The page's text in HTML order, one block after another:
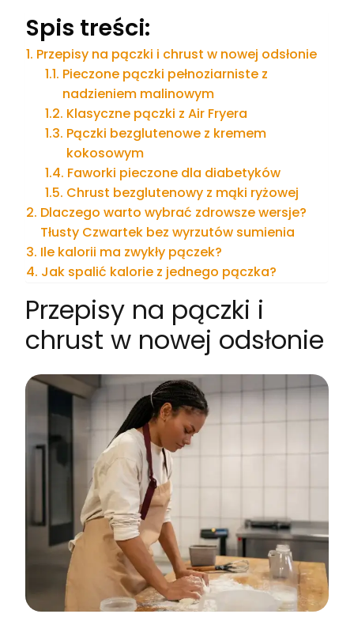
Spis treści:
Przepisy na pączki i chrust w nowej odsłonie
Pieczone pączki pełnoziarniste z
nadzieniem malinowym
Klasyczne pączki z Air Fryera
Pączki bezglutenowe z kremem
kokosowym
Faworki pieczone dla diabetyków
Chrust bezglutenowy z mąki ryżowej
Dlaczego warto wybrać zdrowsze wersje?
Tłusty Czwartek bez wyrzutów sumienia
Ile kalorii ma zwykły pączek?
Jak spalić kalorie z jednego pączka?
Przepisy na pączki i
chrust w nowej odsłonie